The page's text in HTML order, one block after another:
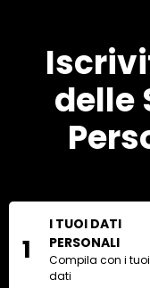
delle
1
I TUOI DATI
PERSONALI
Compila con i tuoi
dati